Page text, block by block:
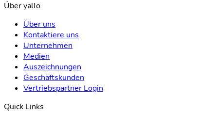
Über yallo
Über uns
Kontaktiere uns
Unternehmen
Medien
Auszeichnungen
Geschäftskunden
Vertriebspartner Login
Quick Links